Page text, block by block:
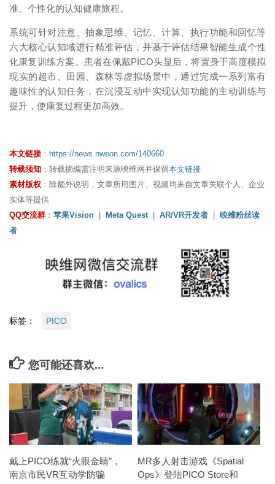
准、个性化的认知健康旅程。
系统可针对注意、抽象思维、记忆、计算、执行功能和回忆等
六大核心认知域进行精准评估，并基于评估结果智能生成个性
化康复训练方案。患者在佩戴PICO头显后，将置身于高度模拟
现实的超市、田园、森林等虚拟场景中，通过完成一系列富有
趣味性的认知任务，在沉浸互动中实现认知功能的主动训练与
提升，使康复过程更加高效。
映维网（nweon.com）
本文链接 ： https://news.nweon.com/140660
转载须知 ：转载摘编需注明来源映维网并保留本文链接
素材版权 ：除额外说明，文章所用图片、视频均来自文章关联个人、企业
实体等提供
QQ交流群 ： 苹果Vision Meta Quest| AR/VR开发者
映维粉丝读
者
标签： PICO
您可能还喜欢...
戴上PICO练就“火眼金睛”，
南京市民VR互动学防骗
MR多人射击游戏《Spatial
Ops》登陆PICO Store和